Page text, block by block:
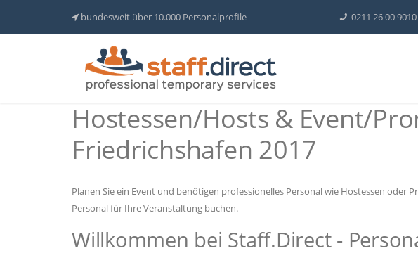
bundesweit über 10.000 Personalprofile 0211 26 00 9010
Hostessen/Hosts & Event/
Friedrichshafen 2017
Planen Sie ein Event und benötigen professionelles Personal wie Hostessen
Personal für Ihre Veranstaltung buchen.
Willkommen bei Staff.Direct -